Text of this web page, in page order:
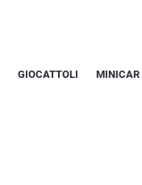
GIOCATTOLI MINICAR